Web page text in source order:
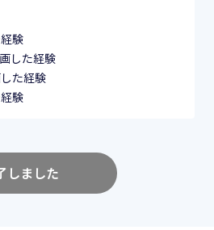
験
した経験
た経験
験
しました